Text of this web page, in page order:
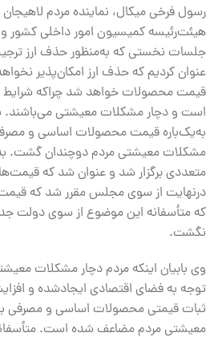
رسول فرخی میکال، نماینده مردم
هیئت‌رئیسه کمیسیون امور داخلی کشور و
جلسات نخستی که به‌منظور حذف ارز
عنوان کردیم که حذف ارز امکان‌پذیر
قیمت محصولات خواهد شد چراکه
است و دچار مشکلات معیشتی می‌باشند.
به‌یک‌باره قیمت محصولات اساسی و
مشکلات معیشتی مردم دوچندان گشت.
متعددی برگزار شد و عنوان شد که قیمت‌ها
که متأسفانه این موضوع از سوی دولت
نگشت.
وی بابیان اینکه مردم دچار مشکلات
توجه به فضای اقتصادی ایجادشده و
ثبات قیمتی محصولات اساسی و مصرفی
معیشتی مردم مضاعف شده است.